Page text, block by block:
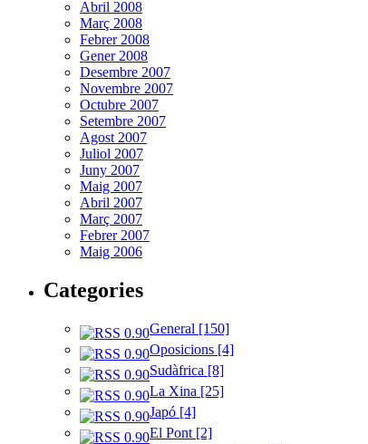
Abril 2008
Març 2008
Febrer 2008
Gener 2008
Desembre 2007
Novembre 2007
Octubre 2007
Setembre 2007
Agost 2007
Juliol 2007
Juny 2007
Maig 2007
Abril 2007
Març 2007
Febrer 2007
Maig 2006
Categories
General [150]
Oposicions [4]
Sudàfrica [8]
La Xina [25]
Japó [4]
El Pont [2]